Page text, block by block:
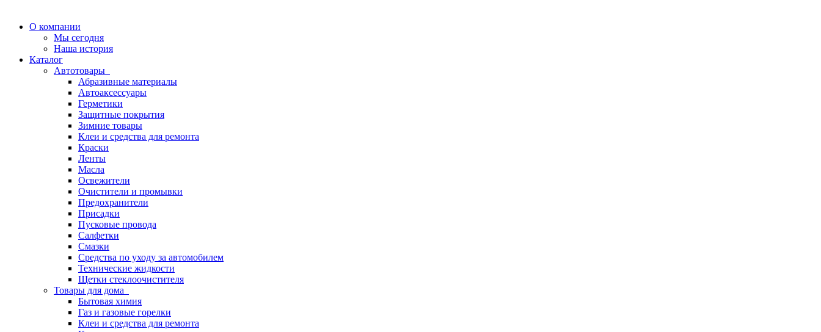
О компании
Мы сегодня
Наша история
Каталог
Автотовары
Абразивные материалы
Автоаксессуары
Герметики
Защитные покрытия
Зимние товары
Клеи и средства для ремонта
Краски
Ленты
Масла
Освежители
Очистители и промывки
Предохранители
Присадки
Пусковые провода
Салфетки
Смазки
Средства по уходу за автомобилем
Технические жидкости
Щетки стеклоочистителя
Товары для дома
Бытовая химия
Газ и газовые горелки
Клеи и средства для ремонта